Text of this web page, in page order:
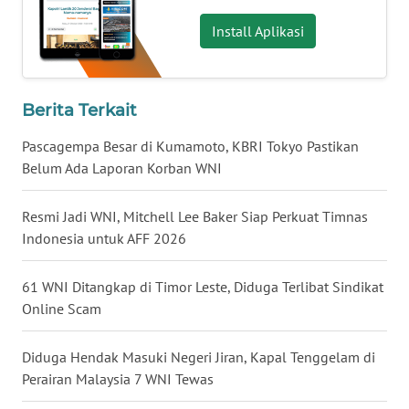
Install Aplikasi
Berita Terkait
Pascagempa Besar di Kumamoto, KBRI Tokyo Pastikan
Belum Ada Laporan Korban WNI
Resmi Jadi WNI, Mitchell Lee Baker Siap Perkuat Timnas
Indonesia untuk AFF 2026
61 WNI Ditangkap di Timor Leste, Diduga Terlibat Sindikat
Online Scam
Diduga Hendak Masuki Negeri Jiran, Kapal Tenggelam di
Perairan Malaysia 7 WNI Tewas
WN
SERAMBI
JAMBI
WN
WN
WN
SULTENG
WN
SULBAR